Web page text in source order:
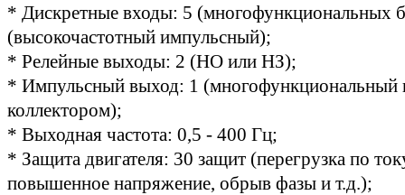
* Дискретные входы: 5 (многофункциональных
(высокочастотный импульсный);
* Релейные выходы: 2 (НО или НЗ);
* Импульсный выход: 1 (многофункциональный
коллектором);
* Выходная частота: 0,5 - 400 Гц;
* Защита двигателя: 30 защит (перегрузка по
повышенное напряжение, обрыв фазы и т.д.);